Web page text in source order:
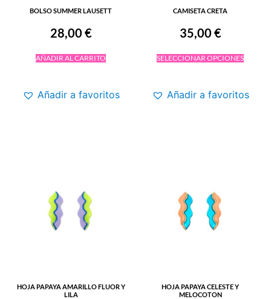
BOLSO SUMMER LAUSETT
28,00 €
AÑADIR AL CARRITO
Añadir a favoritos
CAMISETA CRETA
35,00 €
SELECCIONAR OPCIONES
Añadir a favoritos
HOJA PAPAYA AMARILLO FLUOR Y
LILA
HOJA PAPAYA CELESTE Y
MELOCOTON